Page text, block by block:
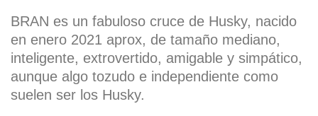
BRAN es un fabuloso cruce de Husky, nacido
en enero 2021 aprox, de tamaño mediano,
inteligente, extrovertido, amigable y simpático,
aunque algo tozudo e independiente como
suelen ser los Husky.